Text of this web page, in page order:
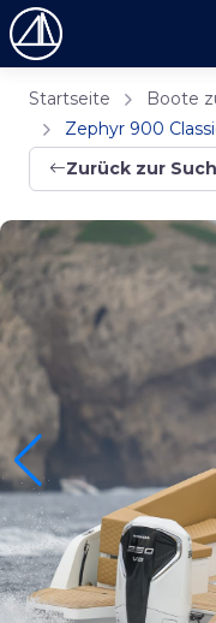
Startseite
Boote
Zephyr 900
Zurück zur